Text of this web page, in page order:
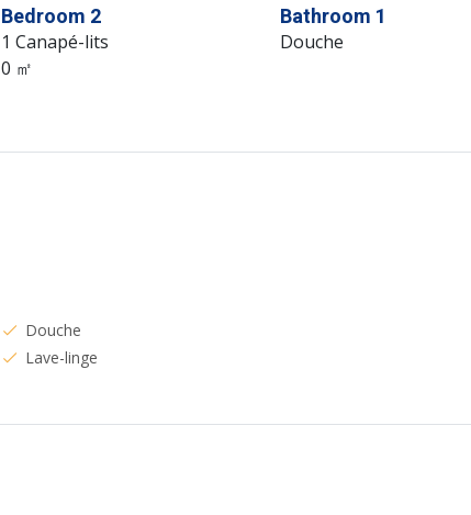
Bedroom 2
1 Canapé-lits
0 ㎡
Bathroom 1
Douche
Douche
Lave-linge